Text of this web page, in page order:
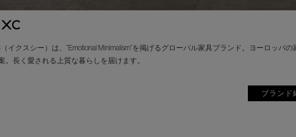
（イクスシー）は、”Emotional Minimalism”を掲げるグローバル家具ブランド。ヨーロッ
。長く愛される上質な暮らしを届けます。
ブランド